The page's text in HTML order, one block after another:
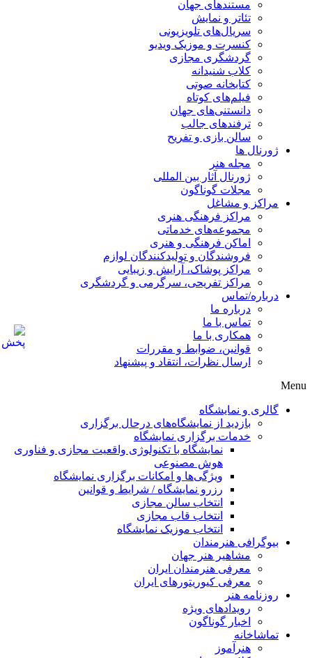
مستندهای جهان
تئاتر و نمایش
سریال‌های تلویزیونی
کنسرت و موزیک ویدیو
گردشگری مجازی
کلاب شنیدانه
کتابخانه صوتی
فیلم‌های کوتاه
دانستنی‌های جهان
ترفندهای جالب
سالن بازی و تفریح
ژورنال ها
مجله هنر
ژورنال آثار بین المللی
مجلات گوناگون
مراکز و مشاغل
مراکز فرهنگی هنری
مجموعه‌های خدماتی
اماکن فرهنگی و هنری
فروشندگان و تولیدکنندگان لوازم
مراکز پوشاک، آرایش و زیبایی
مراکز تفریحی، سرگرمی و گردشگری
درباره/تماس
درباره ما
تماس با ما
همکاری با ما
قوانین، ضوابط و مقررات
ارسال نظرات، انتقاد و پیشنهاد
Menu
گالری و نمایشگاه
بازدید از نمایشگاه‌های درحال برگزاری
خدمات برگزاری نمایشگاه
نمایشگاه با تکنولوژی واقعیت مجازی و فناوری
هوش مصنوعی
ویژگی‌ها و امکانات برگزاری نمایشگاه
رزرو نمایشگاه / شرایط و قوانین
انتخاب سالن مجازی
انتخاب قاب مجازی
انتخاب موزیک نمایشگاه
بیوگرافی هنرمندان
مشاهیر هنر جهان
معرفی هنرمندان ایران
معرفی کیوریتورهای ایران
روزنامه هنر
رویدادهای ویژه
اخبار گوناگون
تماشاخانه
هنرآموز